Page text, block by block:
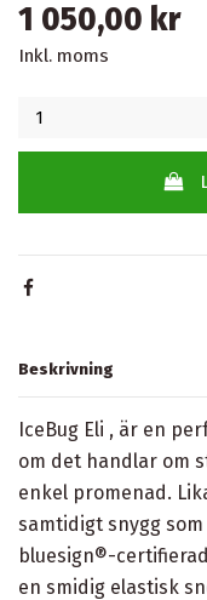
1 050,00 kr
Inkl. moms
Beskrivning
IceBug Eli , är en
om det handlar om
enkel promenad.
samtidigt snygg
bluesign®-
en smidig elastisk